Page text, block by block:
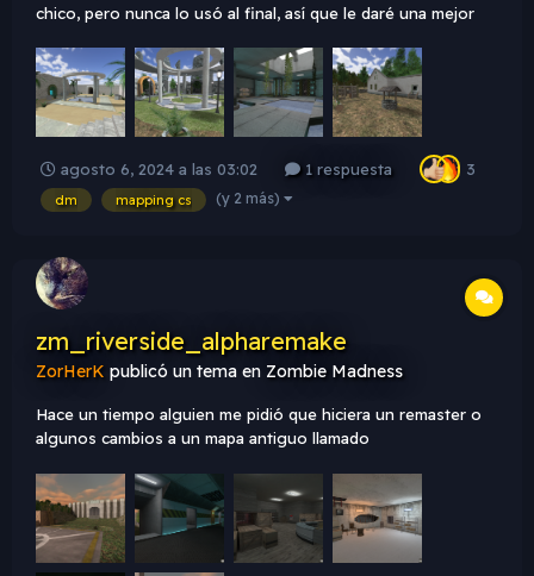
chico, pero nunca lo usó al final, así que le daré una mejor
mapa que hice. Descarga del Mapa
agosto 6, 2024 a las 03:02 1 respuesta 3
dm mapping cs (y 2 más)
zm_riverside_alpharemake
ZorHerK publicó un tema en Zombie Madness
Hace un tiempo alguien me pidió que hiciera un remaster o
algunos cambios a un mapa antiguo llamado
completo de ese mapa. Esta persona me dijo que el mapa
sería para un servidor, pero nunca lo terminó publicando.
Ahora decidí simplemente ha...